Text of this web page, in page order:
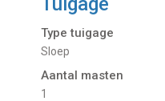
Type tuigage
Sloep
Aantal masten
1